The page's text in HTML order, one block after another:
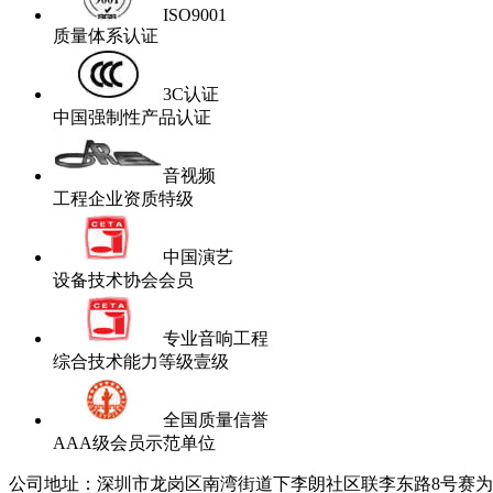
ISO9001
质量体系认证
3C认证
中国强制性产品认证
音视频
工程企业资质特级
中国演艺
设备技术协会会员
专业音响工程
综合技术能力等级壹级
全国质量信誉
AAA级会员示范单位
公司地址：深圳市龙岗区南湾街道下李朗社区联李东路8号赛